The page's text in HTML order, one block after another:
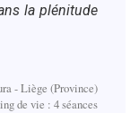
la plénitude
- Liège (Province)
de vie : 4 séances